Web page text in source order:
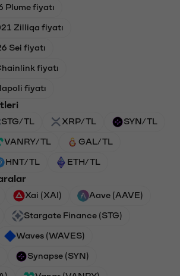
Plume fiyatı
Zilliqa fiyatı
Sei fiyatı
fiyatı
fiyatı
STG/TL XRP/TL SYN/TL
VANRY/TL GAL/TL
HNT/TL ETH/TL
Xai (XAI) Aave (AAVE)
Stargate Finance (STG)
Waves (WAVES)
Synapse (SYN)